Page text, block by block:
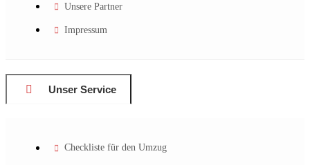
Unsere Partner
Impressum
Unser Service
Checkliste für den Umzug